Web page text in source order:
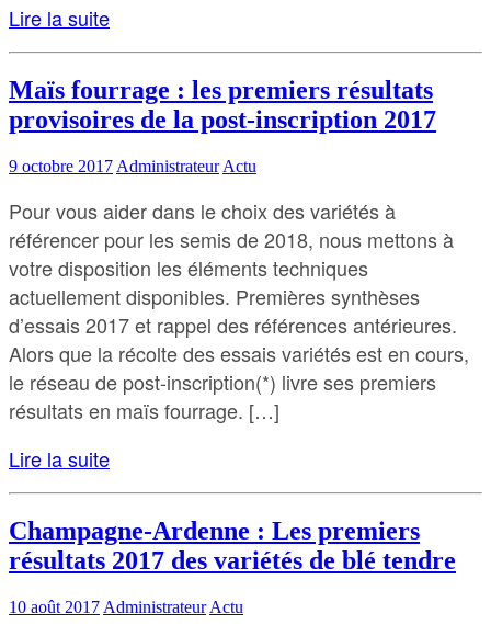
Lire la suite
Maïs fourrage : les premiers résultats
provisoires de la post-inscription 2017
9 octobre 2017 Administrateur Actu
Pour vous aider dans le choix des variétés à
référencer pour les semis de 2018, nous mettons à
votre disposition les éléments techniques
actuellement disponibles. Premières synthèses
d’essais 2017 et rappel des références antérieures.
Alors que la récolte des essais variétés est en cours,
le réseau de post-inscription(*) livre ses premiers
résultats en maïs fourrage. […]
Lire la suite
Champagne-Ardenne : Les premiers
résultats 2017 des variétés de blé tendre
10 août 2017 Administrateur Actu